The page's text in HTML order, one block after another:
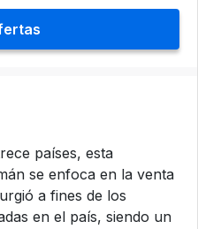
países, esta
se enfoca en la venta
a fines de los
en el país, siendo un